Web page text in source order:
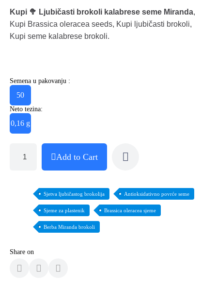
Kupi 🥦 Ljubičasti brokoli kalabrese seme Miranda,
Kupi Brassica oleracea seeds, Kupi ljubičasti brokoli,
Kupi seme kalabrese brokoli.
Semena u pakovanju :
50
Neto tezina:
0,16 g
Add to Cart
Sjetva ljubičastog brokolija Antioksidativno povrće seme
Sjeme za plastenik Brassica oleracea sjeme
Berba Miranda brokoli
Share on